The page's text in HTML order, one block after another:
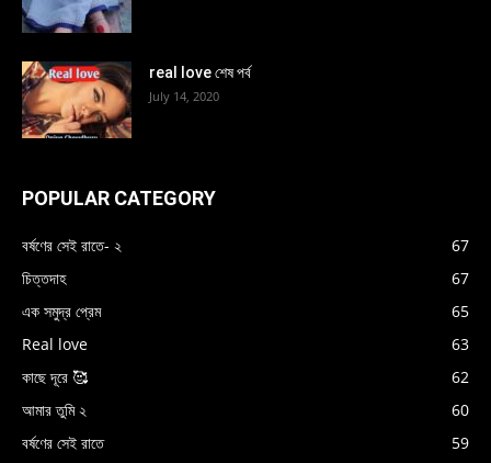
real love শেষ পর্ব
July 14, 2020
POPULAR CATEGORY
বর্ষণের সেই রাতে- ২
67
চিত্তদাহ
67
এক সমুদ্র প্রেম
65
Real love
63
কাছে দূরে 🥰
62
আমার তুমি ২
60
বর্ষণের সেই রাতে
59